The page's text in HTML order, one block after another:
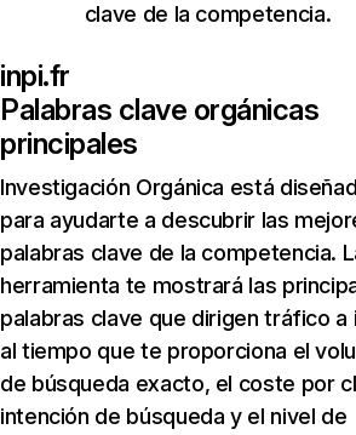
clave de la competencia.
inpi.fr
Palabras clave orgánicas
principales
Investigación Orgánica está
para ayudarte a descubrir las
palabras clave de la competencia.
herramienta te mostrará las
palabras clave que dirigen tráfico a
al tiempo que te proporciona el
de búsqueda exacto, el coste por
intención de búsqueda y el nivel de